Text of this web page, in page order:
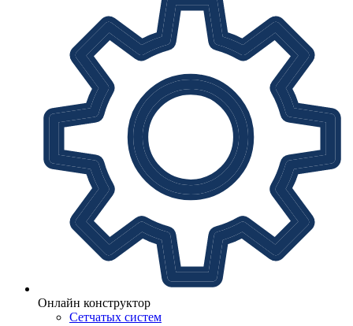
Онлайн конструктор
Сетчатых систем